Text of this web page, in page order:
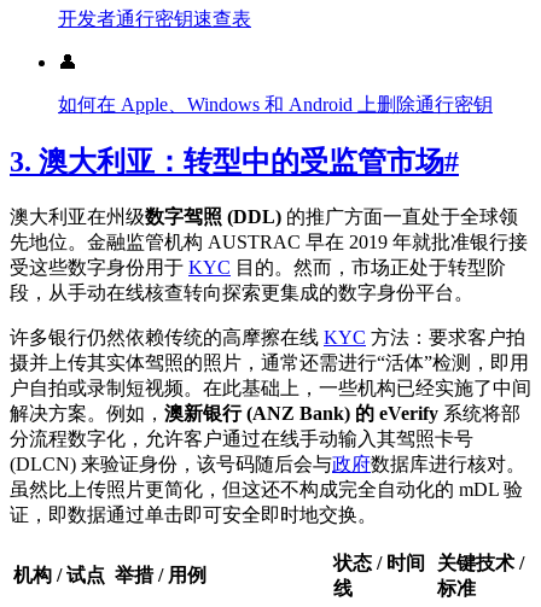
开发者通行密钥速查表
👤
如何在 Apple、Windows 和 Android 上删除通行密钥
3. 澳大利亚：转型中的受监管市场#
澳大利亚在州级数字驾照 (DDL) 的推广方面一直处于全球领
先地位。金融监管机构 AUSTRAC 早在 2019 年就批准银行接
受这些数字身份用于 KYC 目的。然而，市场正处于转型阶
段，从手动在线核查转向探索更集成的数字身份平台。
许多银行仍然依赖传统的高摩擦在线 KYC 方法：要求客户拍
摄并上传其实体驾照的照片，通常还需进行“活体”检测，即用
户自拍或录制短视频。在此基础上，一些机构已经实施了中间
解决方案。例如， 澳新银行 (ANZ Bank) 的 eVerify 系统将部
分流程数字化，允许客户通过在线手动输入其驾照卡号
(DLCN) 来验证身份，该号码随后会与政府数据库进行核对。
虽然比上传照片更简化，但这还不构成完全自动化的 mDL 验
证，即数据通过单击即可安全即时地交换。
机构 / 试点 举措 / 用例
状态 / 时间
线
关键技术 /
标准